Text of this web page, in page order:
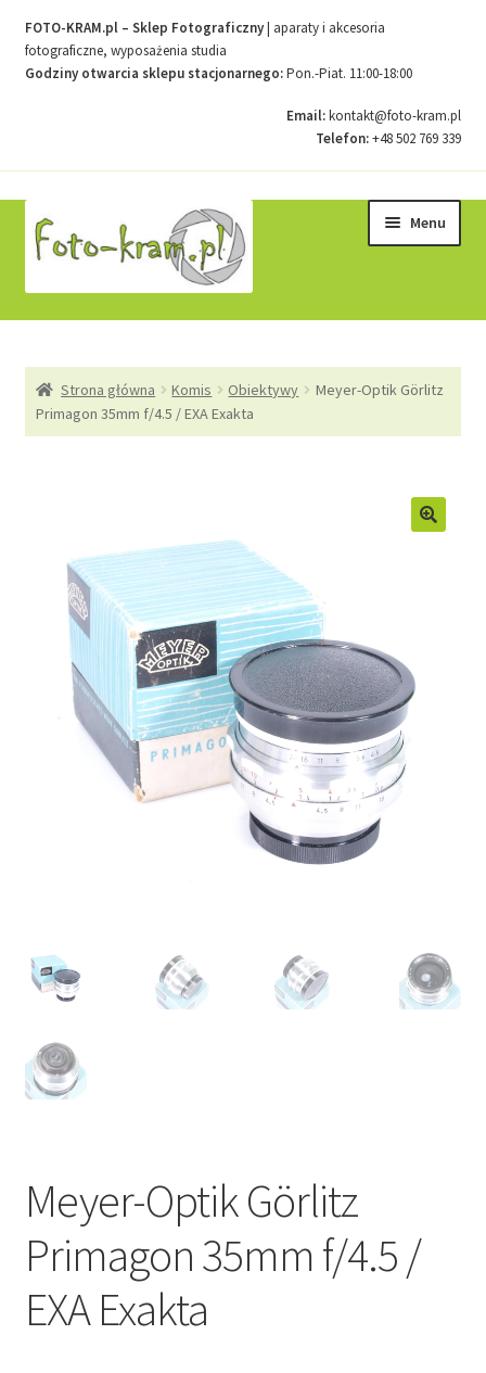
FOTO-KRAM.pl – Sklep Fotograficzny| aparaty i akcesoria
fotograficzne, wyposażenia studia
Godziny otwarcia sklepu stacjonarnego:Pon.-Piat. 11:00-18:00
Email:kontakt@foto-kram.pl
Telefon:+48 502 769 339
do
nawigacji
do
treści
Menu
Kontakt
Regulamin
Sample Page
Zamówienia
Strona główna Komis Obiektywy
Meyer-Optik Görlitz
Primagon 35mm f/4.5 / EXA Exakta
Meyer-Optik Görlitz
Primagon 35mm f/4.5 /
EXA Exakta